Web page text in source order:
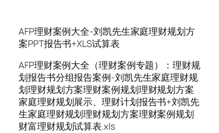
AFP理财案例大全-刘凯先生家庭理财规划方
案PPT报告书+XLS试算表
AFP理财案例大全（理财案例专题）：理财规
划报告书分组报告案例-刘凯先生家庭理财规
划理财规划方案理财案例规划理财规划方案
家庭理财规划展示、理财计划报告书+刘凯先
生家庭理财规划理财规划方案理财案例规划
财富理财规划试算表.xls